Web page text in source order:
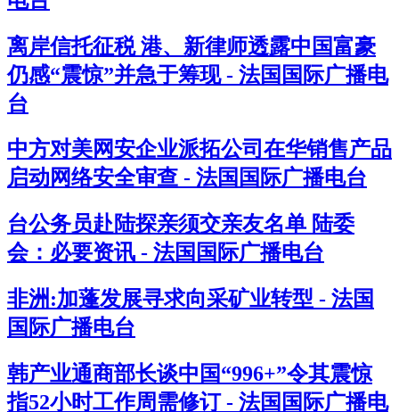
离岸信托征税 港、新律师透露中国富豪
仍感“震惊”并急于筹现 - 法国国际广播电
台
中方对美网安企业派拓公司在华销售产品
启动网络安全审查 - 法国国际广播电台
台公务员赴陆探亲须交亲友名单 陆委
会：必要资讯 - 法国国际广播电台
非洲:加蓬发展寻求向采矿业转型 - 法国
国际广播电台
韩产业通商部长谈中国“996+”令其震惊
指52小时工作周需修订 - 法国国际广播电